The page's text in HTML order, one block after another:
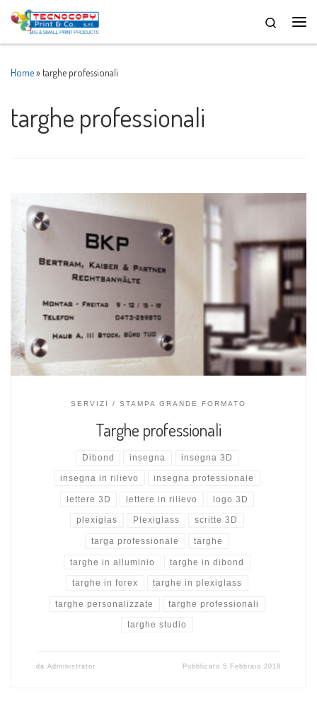
Skip to content
Home» targhe professionali
targhe professionali
SERVIZI STAMPA GRANDE FORMATO
Targhe professionali
Dibond insegna insegna 3D
insegna in rilievo insegna professionale
lettere 3D lettere in rilievo logo 3D
plexiglas Plexiglass scritte 3D
targa professionale targhe
targhe in alluminio targhe in dibond
targhe in forex targhe in plexiglass
targhe personalizzate targhe professionali
targhe studio
da Administrator Pubblicato5 Febbraio 2018